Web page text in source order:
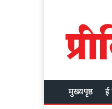
मुख्यपृष्ठ ई